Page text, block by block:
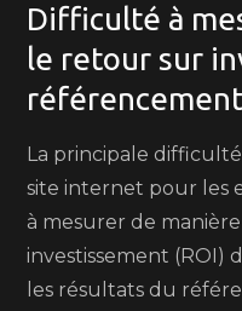
Difficulté à
le retour sur
La principale
site internet pour les
à mesurer de
investissement (ROI)
les résultats du